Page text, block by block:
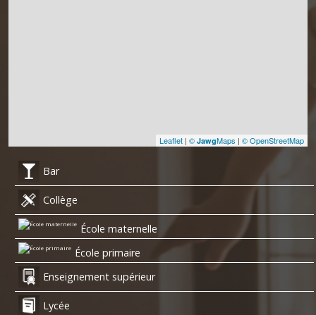
Leaflet | © JawgMaps | © OpenStreetMap
Bar
Collège
École maternelle
École primaire
Enseignement supérieur
Lycée